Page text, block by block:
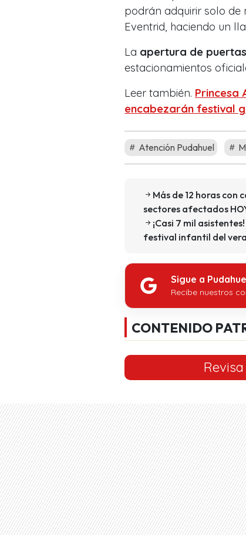
podrán adquirir solo
Eventrid, haciendo un
La apertura de
estacionamientos
Leer también. Princesa
encabezarán festival
Atención Pudahuel
Más de 12 horas con
sectores afectados
¡Casi 7 mil
festival infantil del
Sigue a
Recibe nuestros
CONTENIDO
Revisa